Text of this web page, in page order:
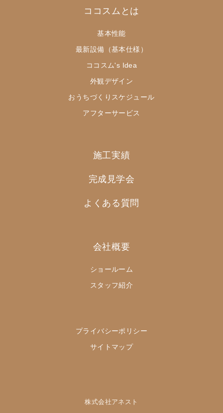
ココスムとは
基本性能
最新設備（基本仕様）
ココスム's Idea
外観デザイン
おうちづくりスケジュール
アフターサービス
施工実績
完成見学会
よくある質問
会社概要
ショールーム
スタッフ紹介
プライバシーポリシー
サイトマップ
株式会社アネスト